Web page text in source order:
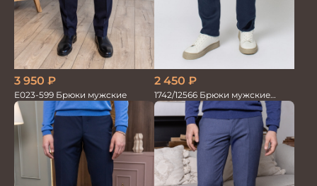
3 950 ₽
Е023-599 Брюки мужские
2 450 ₽
1742/12566 Брюки мужские
100%лён т.синие